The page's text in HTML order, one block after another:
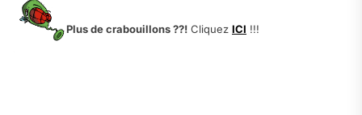
Plus de crabouillons ??! Cliquez ICI !!!